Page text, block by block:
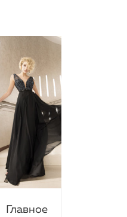
Главное